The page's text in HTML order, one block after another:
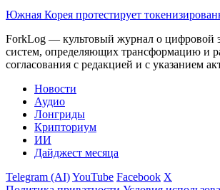
Южная Корея протестирует
ForkLog — культовый журнал о цифровой
систем, определяющих трансформацию и
согласования с редакцией и с указанием
Новости
Аудио
Лонгриды
Крипториум
ИИ
Дайджест месяца
Telegram (AI)YouTube Facebook X